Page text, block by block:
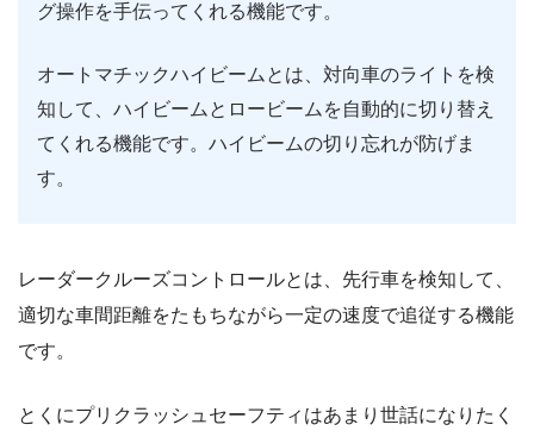
グ操作を手伝ってくれる機能です。
オートマチックハイビームとは、対向車のライトを検
知して、ハイビームとロービームを自動的に切り替え
てくれる機能です。ハイビームの切り忘れが防げま
す。
レーダークルーズコントロールとは、先行車を検知して、
適切な車間距離をたもちながら一定の速度で追従する機能
です。
とくにプリクラッシュセーフティはあまり世話になりたく